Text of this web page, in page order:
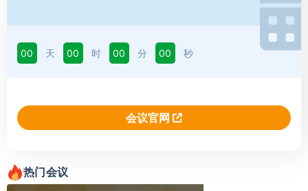
00 天 00 时 00 分 00 秒
会议官网
热门会议